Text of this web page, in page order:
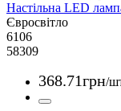
Настільна LED
Євросвітло
6106
58309
368.71грн/